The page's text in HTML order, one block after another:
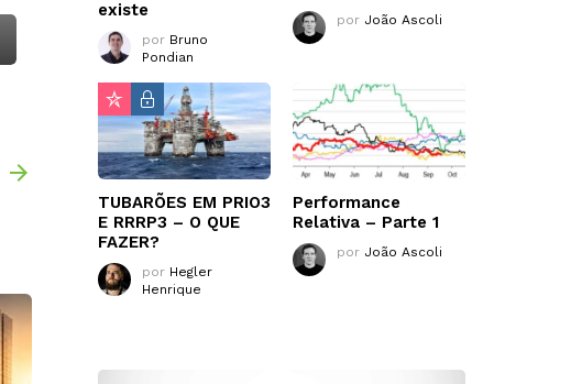
existe
por Bruno
Pondian
por João Ascoli
TUBARÕES EM PRIO3
E RRRP3 – O QUE
FAZER?
por Hegler
Henrique
Performance
Relativa – Parte 1
por João Ascoli